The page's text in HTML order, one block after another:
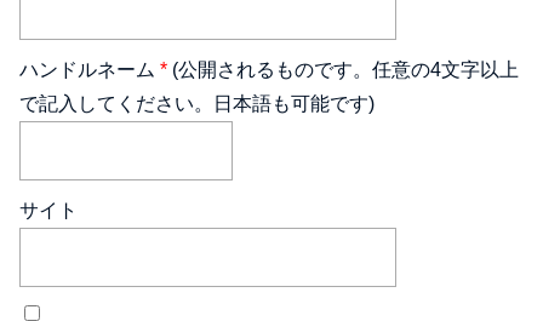
ハンドルネーム * (公開されるものです。任意の4文字以上
で記入してください。日本語も可能です)
サイト